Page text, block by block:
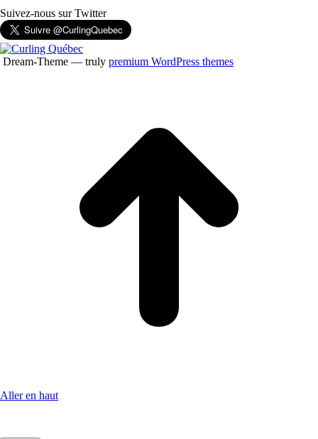
Suivez-nous sur Twitter
Dream-Theme — truly premium WordPress themes
Aller en haut